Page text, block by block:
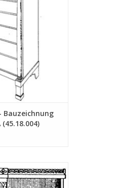
Bauzeichnung
-
1 : N/A (45.18.009)